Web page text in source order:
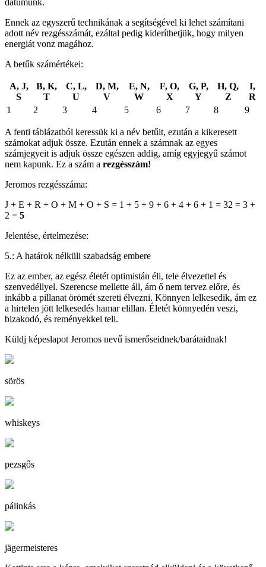
dátumunk.
Ennek az egyszerű technikának a segítségével ki lehet számítani
adott név rezgésszámát, ezáltal pedig kideríthetjük, hogy milyen
energiát vonz magához.
A betűk számértékei:
A, J,
S
B, K,
T
C, L,
U
D, M,
V
E, N,
W
F, O,
X
G, P,
Y
H, Q,
Z
I,
R
1
2 3 4 5 6 7 8 9
A fenti táblázatból keressük ki a név betűit, ezután a kikeresett
számokat adjuk össze. Ezután ennek a számnak az egyes
számjegyeit is adjuk össze egészen addig, amíg egyjegyű számot
nem kapunk. Ez a szám a rezgésszám!
Jeromos rezgésszáma:
J + E + R + O + M + O + S = 1 + 5 + 9 + 6 + 4 + 6 + 1 = 32 = 3 +
2 = 5
Jelentése, értelmezése:
5.: A határok nélküli szabadság embere
Ez az ember, az egész életét optimistán éli, tele élvezettel és
szenvedéllyel. Szerencse mellette áll, ám ő nem tervez előre, és
inkább a pillanat örömét szereti élvezni. Könnyen lelkesedik, ám ez
a hirtelen jött lelkesedés hamar elillan. Életét könnyedén veszi,
bizakodó, és reményekkel teli.
Küldj képeslapot Jeromos nevű ismerőseidnek/barátaidnak!
sörös
whiskeys
pezsgős
pálinkás
jägermeisteres